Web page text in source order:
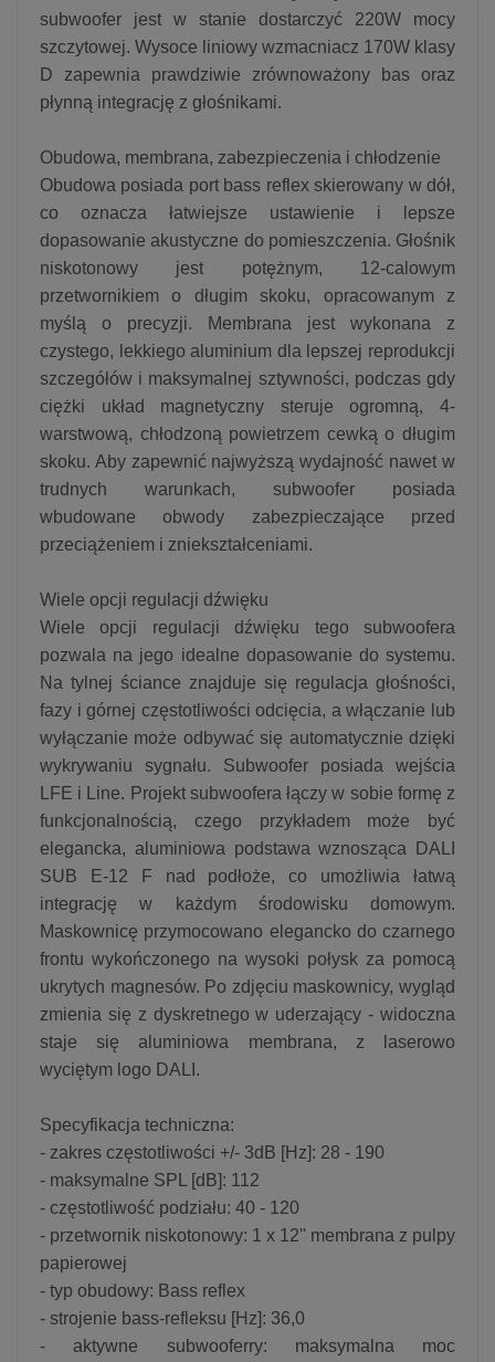
subwoofer jest w stanie dostarczyć 220W mocy
szczytowej. Wysoce liniowy wzmacniacz 170W klasy
D zapewnia prawdziwie zrównoważony bas oraz
płynną integrację z głośnikami.
Obudowa, membrana, zabezpieczenia i chłodzenie
Obudowa posiada port bass reflex skierowany w dół,
co oznacza łatwiejsze ustawienie i lepsze
dopasowanie akustyczne do pomieszczenia. Głośnik
niskotonowy jest potężnym, 12-calowym
przetwornikiem o długim skoku, opracowanym z
myślą o precyzji. Membrana jest wykonana z
czystego, lekkiego aluminium dla lepszej reprodukcji
szczegółów i maksymalnej sztywności, podczas gdy
ciężki układ magnetyczny steruje ogromną, 4-
warstwową, chłodzoną powietrzem cewką o długim
skoku. Aby zapewnić najwyższą wydajność nawet w
trudnych warunkach, subwoofer posiada
wbudowane obwody zabezpieczające przed
przeciążeniem i zniekształceniami.
Wiele opcji regulacji dźwięku
Wiele opcji regulacji dźwięku tego subwoofera
pozwala na jego idealne dopasowanie do systemu.
Na tylnej ściance znajduje się regulacja głośności,
fazy i górnej częstotliwości odcięcia, a włączanie lub
wyłączanie może odbywać się automatycznie dzięki
wykrywaniu sygnału. Subwoofer posiada wejścia
LFE i Line. Projekt subwoofera łączy w sobie formę z
funkcjonalnością, czego przykładem może być
elegancka, aluminiowa podstawa wznosząca DALI
SUB E-12 F nad podłoże, co umożliwia łatwą
integrację w każdym środowisku domowym.
Maskownicę przymocowano elegancko do czarnego
frontu wykończonego na wysoki połysk za pomocą
ukrytych magnesów. Po zdjęciu maskownicy, wygląd
zmienia się z dyskretnego w uderzający - widoczna
staje się aluminiowa membrana, z laserowo
wyciętym logo DALI.
Specyfikacja techniczna:
- zakres częstotliwości +/- 3dB [Hz]: 28 - 190
- maksymalne SPL [dB]: 112
- częstotliwość podziału: 40 - 120
- przetwornik niskotonowy: 1 x 12'' membrana z pulpy
papierowej
- typ obudowy: Bass reflex
- strojenie bass-refleksu [Hz]: 36,0
- aktywne subwooferry: maksymalna moc